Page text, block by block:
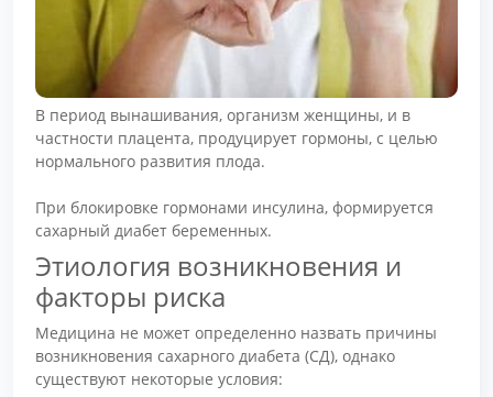
В период вынашивания, организм женщины, и в
частности плацента, продуцирует гормоны, с целью
нормального развития плода.
При блокировке гормонами инсулина, формируется
сахарный диабет беременных.
Этиология возникновения и
факторы риска
Медицина не может определенно назвать причины
возникновения сахарного диабета (СД), однако
существуют некоторые условия: